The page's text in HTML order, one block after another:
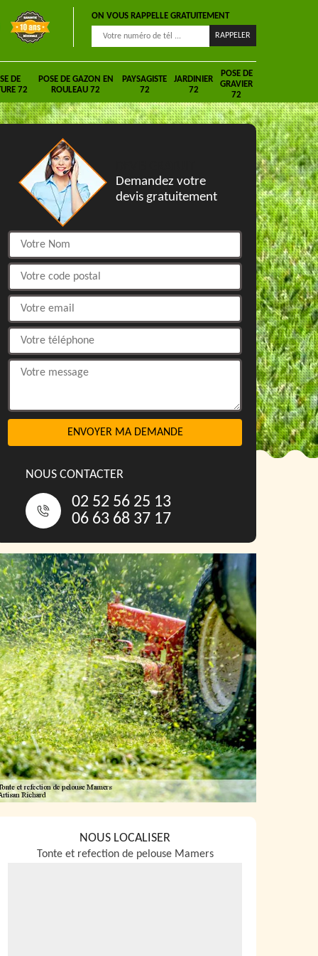
ON VOUS RAPPELLE GRATUITEMENT
DE
72
POSE DE GAZON EN
ROULEAU 72
PAYSAGISTE
72
JARDINIER
72
POSE DE
GRAVIER
72
Demandez votre
devis gratuitement
NOUS CONTACTER
02 52 56 25 13
06 63 68 37 17
NOUS LOCALISER
Tonte et refection de pelouse Mamers